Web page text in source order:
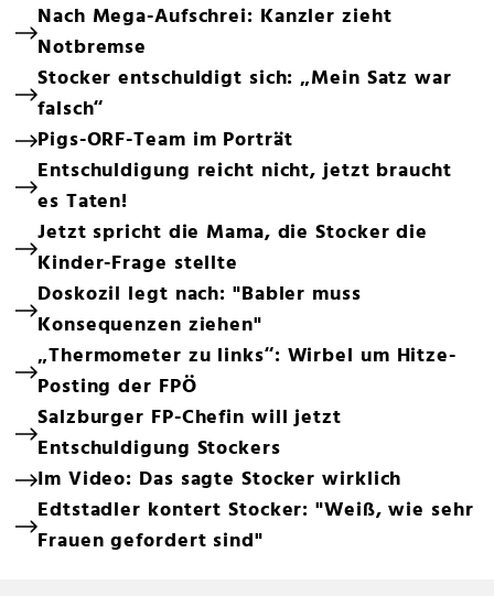
Nach Mega-Aufschrei: Kanzler zieht
Notbremse
Stocker entschuldigt sich: „Mein Satz war
falsch“
Pigs-ORF-Team im Porträt
Entschuldigung reicht nicht, jetzt braucht
es Taten!
Jetzt spricht die Mama, die Stocker die
Kinder-Frage stellte
Doskozil legt nach: "Babler muss
Konsequenzen ziehen"
„Thermometer zu links“: Wirbel um Hitze-
Posting der FPÖ
Salzburger FP-Chefin will jetzt
Entschuldigung Stockers
Im Video: Das sagte Stocker wirklich
Edtstadler kontert Stocker: "Weiß, wie sehr
Frauen gefordert sind"